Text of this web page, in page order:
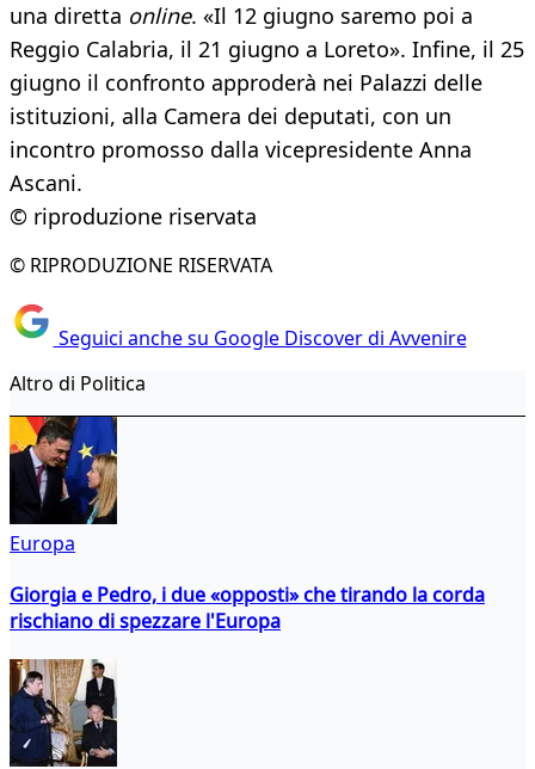
una diretta online. «Il 12 giugno saremo poi a
Reggio Calabria, il 21 giugno a Loreto». Infine, il 25
giugno il confronto approderà nei Palazzi delle
istituzioni, alla Camera dei deputati, con un
incontro promosso dalla vicepresidente Anna
Ascani.
© riproduzione riservata
© RIPRODUZIONE RISERVATA
Seguici anche su Google Discover di Avvenire
Altro di Politica
Europa
Giorgia e Pedro, i due «opposti» che tirando la corda
rischiano di spezzare l'Europa